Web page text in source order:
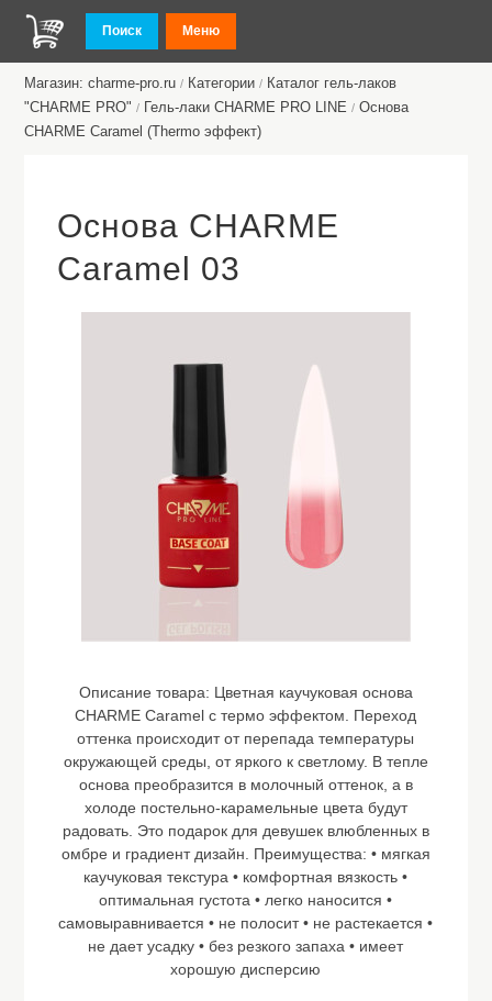
Поиск Меню
Магазин: charme-pro.ru / Категории / Каталог гель-лаков
"CHARME PRO" / Гель-лаки CHARME PRO LINE / Основа
CHARME Caramel (Thermo эффект)
Основа CHARME
Caramel 03
Описание товара: Цветная каучуковая основа
CHARME Caramel с термо эффектом. Переход
оттенка происходит от перепада температуры
окружающей среды, от яркого к светлому. В тепле
основа преобразится в молочный оттенок, а в
холоде постельно-карамельные цвета будут
радовать. Это подарок для девушек влюбленных в
омбре и градиент дизайн. Преимущества: • мягкая
каучуковая текстура • комфортная вязкость •
оптимальная густота • легко наносится •
самовыравнивается • не полосит • не растекается •
не дает усадку • без резкого запаха • имеет
хорошую дисперсию